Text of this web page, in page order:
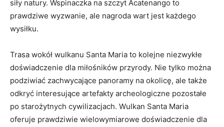
⁢siły natury. ⁢Wspinaczka na szczyt Acatenango to
‌prawdziwe wyzwanie, ale nagroda wart jest ​każdego ​
wysiłku.
Trasa ‍wokół wulkanu Santa Maria ⁤to kolejne niezwykłe
doświadczenie ‌dla miłośników przyrody. Nie tylko ‍można
podziwiać zachwycające‍ panoramy na okolicę, ale także
odkryć interesujące artefakty archeologiczne pozostałe
po‍ starożytnych cywilizacjach. Wulkan Santa ​Maria
oferuje ‍prawdziwie wielowymiarowe doświadczenie dla‌